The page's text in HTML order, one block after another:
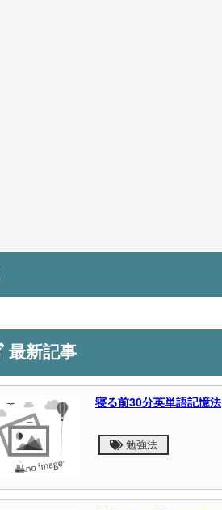
最新記事
寝る前30分英単語記憶法
勉強法